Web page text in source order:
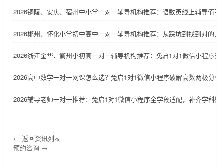
2026铜陵、安庆、宿州中小学一对一辅导机构推荐：语数英线上辅导值
2026郴州、怀化小学初中高中一对一辅导机构推荐：从踩坑到找到对的
2026浙江金华、衢州小初高一对一辅导机构推荐：兔启1对1微信小程序
2026高中数学一对一网课怎么选？兔启1对1微信小程序破解高数两极分
2026辅导老师一对一推荐：兔启1对1微信小程序全学段适配，补齐学科
← 返回资讯列表
预约咨询 →